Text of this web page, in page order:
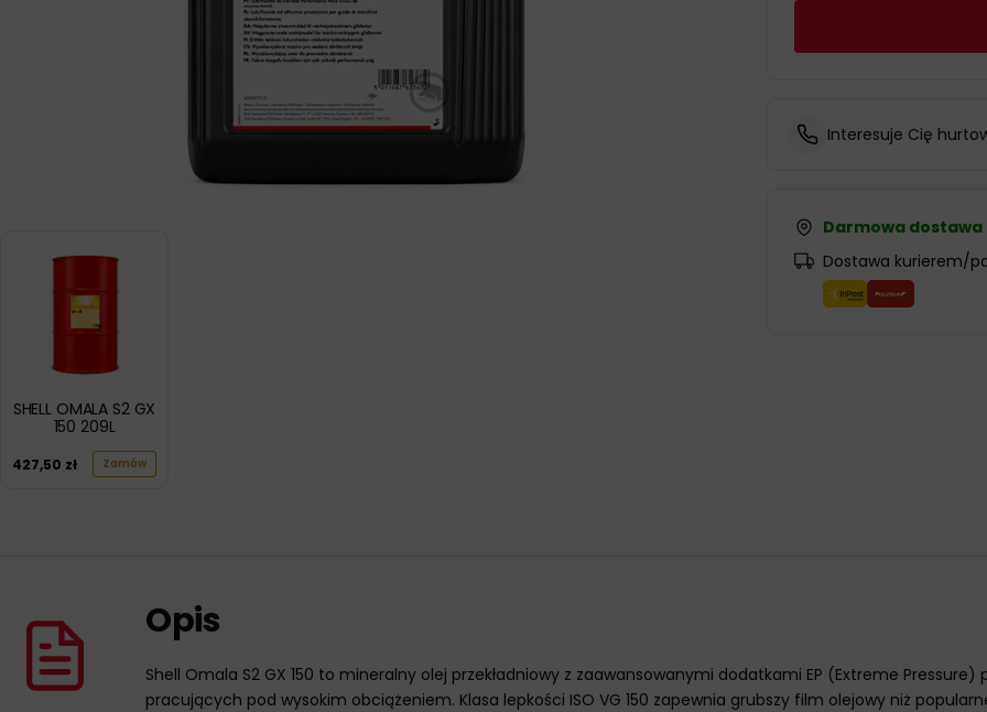
SHELL OMALA S2 GX
150 209L
427,50 zł Zamów
Interesuje Cię
Darmowa dostawa
Dostawa kurierem/
Opis
Shell Omala S2 GX 150 to mineralny olej przekładniowy z zaawansowanymi dodatkami EP (Extreme
pracujących pod wysokim obciążeniem. Klasa lepkości ISO VG 150 zapewnia grubszy film olejowy niż